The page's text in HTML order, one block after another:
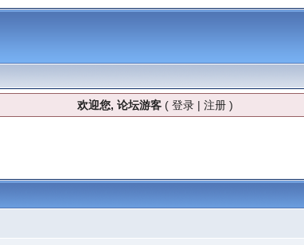
欢迎您, 论坛游客( 登录| 注册)